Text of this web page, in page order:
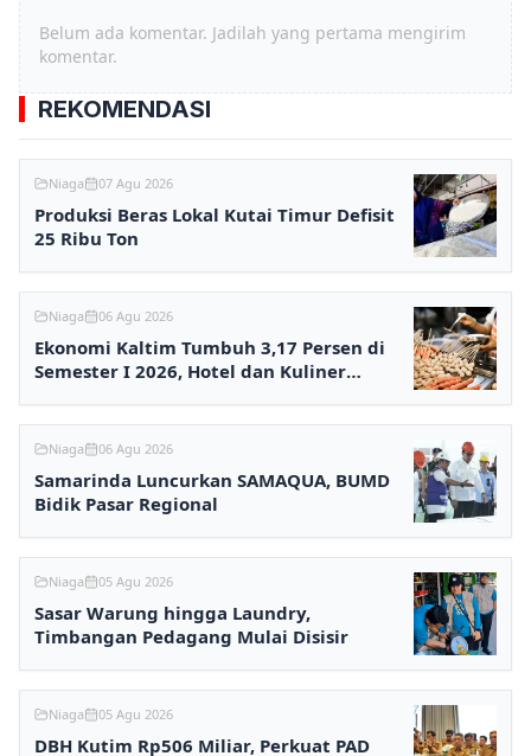
Belum ada komentar. Jadilah yang pertama mengirim
komentar.
REKOMENDASI
Niaga 07 Agu 2026
Produksi Beras Lokal Kutai Timur Defisit
25 Ribu Ton
Niaga 06 Agu 2026
Ekonomi Kaltim Tumbuh 3,17 Persen di
Semester I 2026, Hotel dan Kuliner
Niaga 06 Agu 2026
Samarinda Luncurkan SAMAQUA, BUMD
Bidik Pasar Regional
Niaga 05 Agu 2026
Sasar Warung hingga Laundry,
Timbangan Pedagang Mulai Disisir
Niaga 05 Agu 2026
DBH Kutim Rp506 Miliar, Perkuat PAD